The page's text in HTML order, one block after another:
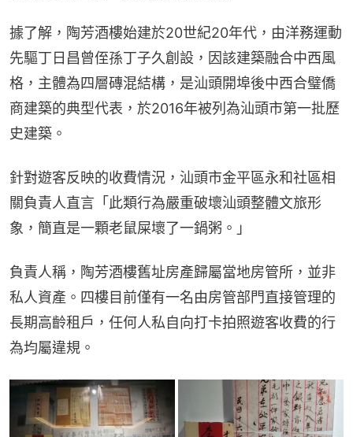
據了解，陶芳酒樓始建於20世紀20年代，由洋務運動
先驅丁日昌曾侄孫丁子久創設，因該建築融合中西風
格，主體為四層磚混結構，是汕頭開埠後中西合璧僑
商建築的典型代表，於2016年被列為汕頭市第一批歷
史建築。
針對遊客反映的收費情況，汕頭市金平區永和社區相
關負責人直言「此類行為嚴重破壞汕頭整體文旅形
象，簡直是一顆老鼠屎壞了一鍋粥。」
負責人稱，陶芳酒樓舊址房產歸屬當地房管所，並非
私人資產。四樓目前僅有一名由房管部門直接管理的
長期高齡租戶，任何人私自向打卡拍照遊客收費的行
為均屬違規。